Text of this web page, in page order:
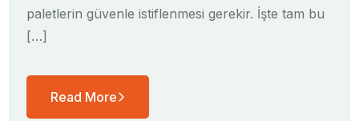
paletlerin güvenle istiflenmesi gerekir. İşte tam bu
[…]
Read More